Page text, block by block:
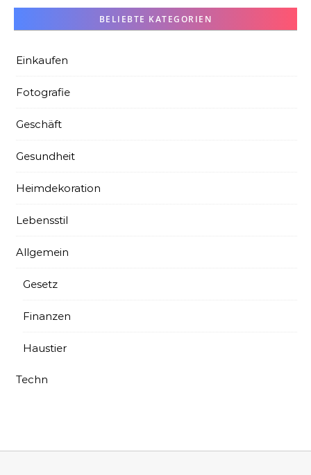
BELIEBTE KATEGORIEN
Einkaufen
Fotografie
Geschäft
Gesundheit
Heimdekoration
Lebensstil
Allgemein
Gesetz
Finanzen
Haustier
Techn